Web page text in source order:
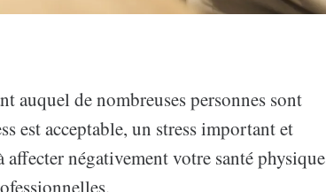
auquel de nombreuses personnes sont
est acceptable, un stress important et
négativement votre santé physique